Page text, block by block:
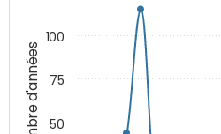
Nombre d'années 50
75
100